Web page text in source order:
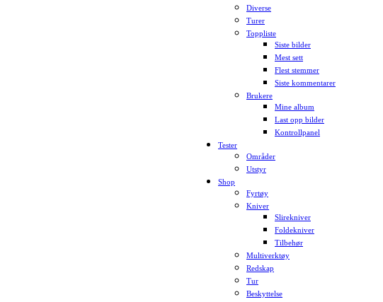
Diverse
Turer
Toppliste
Siste bilder
Mest sett
Flest stemmer
Siste kommentarer
Brukere
Mine album
Last opp bilder
Kontrollpanel
Tester
Områder
Utstyr
Shop
Fyrtøy
Kniver
Slirekniver
Foldekniver
Tilbehør
Multiverktøy
Redskap
Tur
Beskyttelse